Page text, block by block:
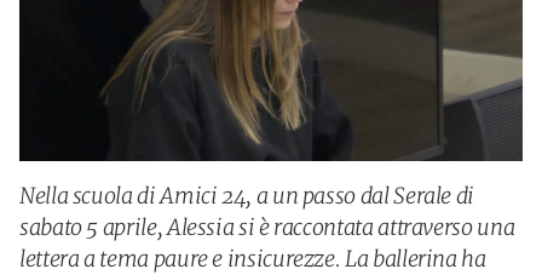
Nella scuola di Amici 24, a un passo dal Serale di
sabato 5 aprile, Alessia si è raccontata attraverso una
lettera a tema paure e insicurezze. La ballerina ha